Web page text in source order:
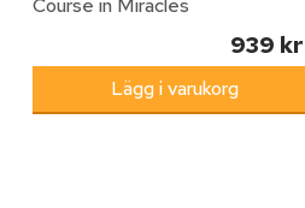
Course in Miracles
939 kr